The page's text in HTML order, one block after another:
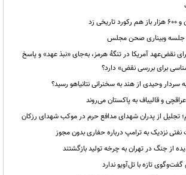
جلسه وبیناری صحن مجلس
نقض‌عهد آمریکا در تنگهٔ هرمز، به‌جای «نبذ عهد» و پاسخ
برای بررسی نقض» دارد؟
وحیدی از هند به سخنرانی نتانیاهو رسید؟
و قالیباف به پاکستان می‌روند
نزدیک به ترامپ درباره حفاری بدون مجوز
گفت‌وگوی تازه با تل‌آویو ندارد